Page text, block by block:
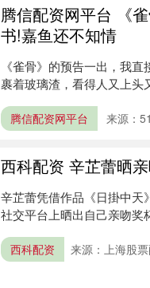
腾信配资网平台 《
书!嘉鱼还不知情
《雀骨》的预告一出，我
裹着玻璃渣，看得人又上头
腾信配资网平台 来源：
西科配资 辛芷蕾晒
辛芷蕾凭借作品《日掛中天
社交平台上晒出自己亲吻奖
西科配资 来源：上海股